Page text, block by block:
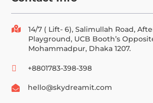

14/7 ( Lift- 6), Salimullah Road,
Playground, UCB Booth’s
Mohammadpur, Dhaka 1207.
 +8801783-398-398
 hello@skydreamit.com